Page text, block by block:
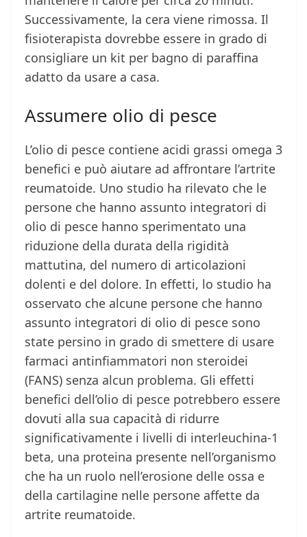
Successivamente, la cera viene rimossa. Il
fisioterapista dovrebbe essere in grado di
consigliare un kit per bagno di paraffina
adatto da usare a casa.
Assumere olio di pesce
L’olio di pesce contiene acidi grassi omega 3
benefici e può aiutare ad affrontare l’artrite
reumatoide. Uno studio ha rilevato che le
persone che hanno assunto integratori di
olio di pesce hanno sperimentato una
riduzione della durata della rigidità
mattutina, del numero di articolazioni
dolenti e del dolore. In effetti, lo studio ha
osservato che alcune persone che hanno
assunto integratori di olio di pesce sono
state persino in grado di smettere di usare
farmaci antinfiammatori non steroidei
(FANS) senza alcun problema. Gli effetti
benefici dell’olio di pesce potrebbero essere
dovuti alla sua capacità di ridurre
significativamente i livelli di interleuchina-1
beta, una proteina presente nell’organismo
che ha un ruolo nell’erosione delle ossa e
della cartilagine nelle persone affette da
artrite reumatoide.